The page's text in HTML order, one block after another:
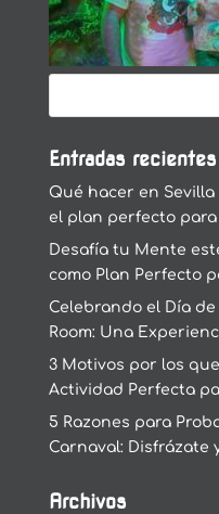
Entradas recientes
Qué hacer en
el plan perfecto
Desafía tu Mente
como Plan Perfecto
Celebrando el Día
Room: Una
3 Motivos por los
Actividad Perfecta
5 Razones para
Carnaval: Disfrázate
Archivos